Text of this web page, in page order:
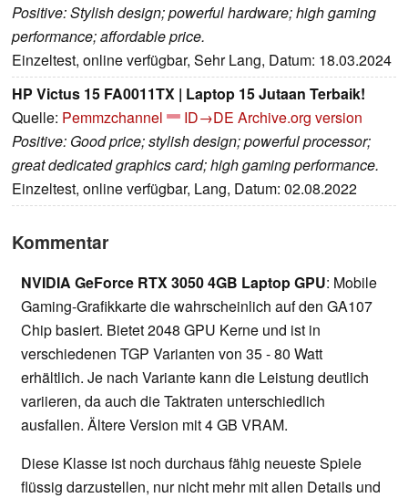
Positive: Stylish design; powerful hardware; high gaming
performance; affordable price.
Einzeltest, online verfügbar, Sehr Lang, Datum: 18.03.2024
HP Victus 15 FA0011TX | Laptop 15 Jutaan Terbaik!
Quelle: Pemmzchannel ID→DE Archive.org version
Positive: Good price; stylish design; powerful processor;
great dedicated graphics card; high gaming performance.
Einzeltest, online verfügbar, Lang, Datum: 02.08.2022
Kommentar
NVIDIA GeForce RTX 3050 4GB Laptop GPU: Mobile
Gaming-Grafikkarte die wahrscheinlich auf den GA107
Chip basiert. Bietet 2048 GPU Kerne und ist in
verschiedenen TGP Varianten von 35 - 80 Watt
erhältlich. Je nach Variante kann die Leistung deutlich
variieren, da auch die Taktraten unterschiedlich
ausfallen. Ältere Version mit 4 GB VRAM.
Diese Klasse ist noch durchaus fähig neueste Spiele
flüssig darzustellen, nur nicht mehr mit allen Details und